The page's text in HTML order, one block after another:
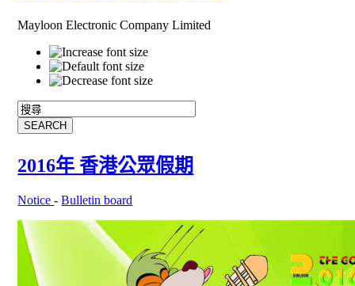
Mayloon Electronic Company Limited
2016年 香港公眾假期
Notice-Bulletin board